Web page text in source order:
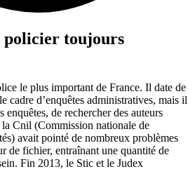
toujours
le plus important de France. Il date de
cadre d’enquêtes administratives, mais il
enquêtes, de rechercher des auteurs
Cnil (Commission nationale de
avait pointé de nombreux problèmes
de fichier, entraînant une quantité de
Fin 2013, le Stic et le Judex